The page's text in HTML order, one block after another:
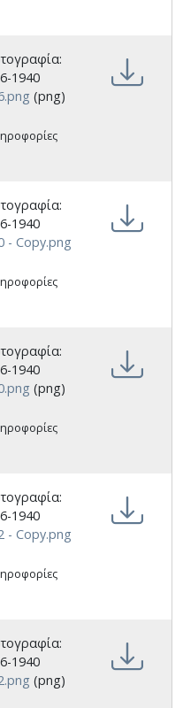
1940
(png)
1940
- Copy.png
1940
(png)
1940
- Copy.png
1940
(png)